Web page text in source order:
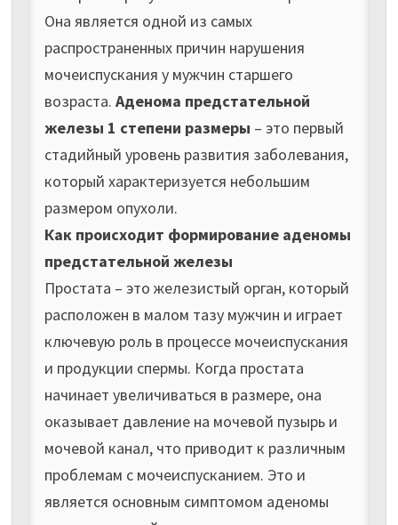
Она является одной из самых
распространенных причин нарушения
мочеиспускания у мужчин старшего
возраста. Аденома предстательной
железы 1 степени размеры – это первый
стадийный уровень развития заболевания,
который характеризуется небольшим
размером опухоли.
Как происходит формирование аденомы
предстательной железы
Простата – это железистый орган, который
расположен в малом тазу мужчин и играет
ключевую роль в процессе мочеиспускания
и продукции спермы. Когда простата
начинает увеличиваться в размере, она
оказывает давление на мочевой пузырь и
мочевой канал, что приводит к различным
проблемам с мочеиспусканием. Это и
является основным симптомом аденомы